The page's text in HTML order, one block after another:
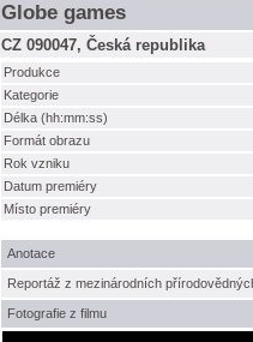
Globe games
CZ 090047, Česká republika
Produkce
Kategorie
Délka (hh:mm:ss)
Formát obrazu
Rok vzniku
Datum premiéry
Místo premiéry
Anotace
Reportáž z mezinárodních
Fotografie z filmu